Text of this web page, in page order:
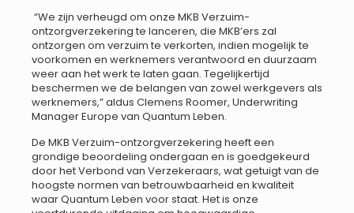
“We zijn verheugd om onze MKB Verzuim-
ontzorgverzekering te lanceren, die MKB’ers zal
ontzorgen om verzuim te verkorten, indien mogelijk te
voorkomen en werknemers verantwoord en duurzaam
weer aan het werk te laten gaan. Tegelijkertijd
beschermen we de belangen van zowel werkgevers als
werknemers,” aldus Clemens Roomer, Underwriting
Manager Europe van Quantum Leben.
De MKB Verzuim-ontzorgverzekering heeft een
grondige beoordeling ondergaan en is goedgekeurd
door het Verbond van Verzekeraars, wat getuigt van de
hoogste normen van betrouwbaarheid en kwaliteit
waar Quantum Leben voor staat. Het is onze